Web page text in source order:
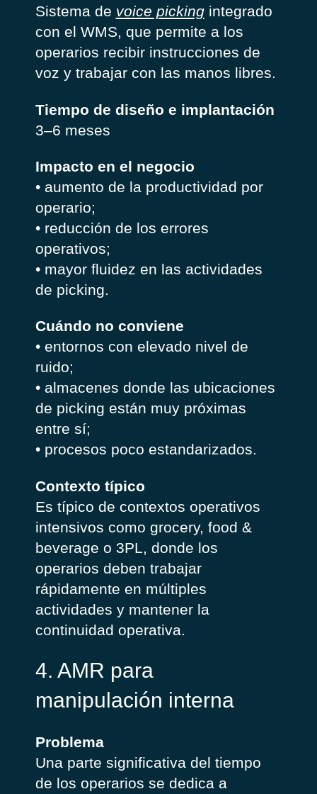
Sistema de voice pickingintegrado
con el WMS, que permite a los
operarios recibir instrucciones de
voz y trabajar con las manos libres.
Tiempo de diseño e implantación
3–6 meses
Impacto en el negocio
• aumento de la productividad por
operario;
• reducción de los errores
operativos;
• mayor fluidez en las actividades
de picking.
Cuándo no conviene
• entornos con elevado nivel de
ruido;
• almacenes donde las ubicaciones
de picking están muy próximas
entre sí;
• procesos poco estandarizados.
Contexto típico
Es típico de contextos operativos
intensivos como grocery, food &
beverage o 3PL, donde los
operarios deben trabajar
rápidamente en múltiples
actividades y mantener la
continuidad operativa.
4. AMR para
manipulación interna
Problema
Una parte significativa del tiempo
de los operarios se dedica a